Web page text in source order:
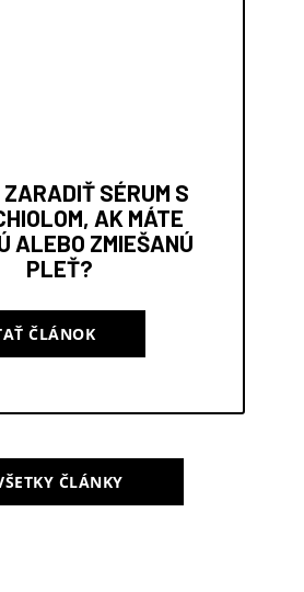
ZARADIŤ SÉRUM S
AK MÁTE
ALEBO ZMIEŠANÚ
PLEŤ?
ČLÁNOK
ČLÁNKY